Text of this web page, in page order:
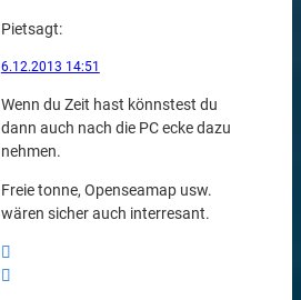
Pietsagt:
6.12.2013 14:51
Wenn du Zeit hast könnstest du
dann auch nach die PC ecke dazu
nehmen.
Freie tonne, Openseamap usw.
wären sicher auch interresant.